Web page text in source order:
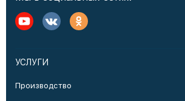
УСЛУГИ
Производство